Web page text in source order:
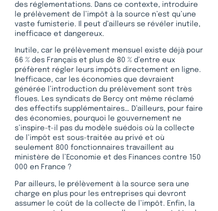
des réglementations. Dans ce contexte, introduire
le prélèvement de l’impôt à la source n’est qu’une
vaste fumisterie. Il peut d’ailleurs se révéler inutile,
inefficace et dangereux.
Inutile, car le prélèvement mensuel existe déjà pour
66 % des Français et plus de 80 % d’entre eux
préfèrent régler leurs impôts directement en ligne.
Inefficace, car les économies que devraient
générée l’introduction du prélèvement sont très
floues. Les syndicats de Bercy ont même réclamé
des effectifs supplémentaires… D’ailleurs, pour faire
des économies, pourquoi le gouvernement ne
s’inspire-t-il pas du modèle suédois où la collecte
de l’impôt est sous-traitée au privé et où
seulement 800 fonctionnaires travaillent au
ministère de l’Economie et des Finances contre 150
000 en France ?
Par ailleurs, le prélèvement à la source sera une
charge en plus pour les entreprises qui devront
assumer le coût de la collecte de l’impôt. Enfin, la